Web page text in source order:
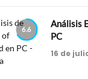
6.6
Análisis
PC
16 de